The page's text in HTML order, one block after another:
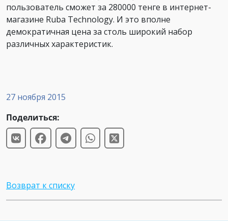
27 ноября 2015
Поделиться:
пользователь сможет за 280000 тенге в интернет-
магазине Ruba Technology. И это вполне
демократичная цена за столь широкий набор
различных характеристик.
Возврат к списку